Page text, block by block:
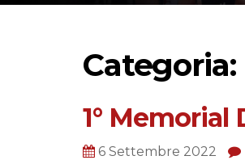
1° Memorial
6 Settembre 2022